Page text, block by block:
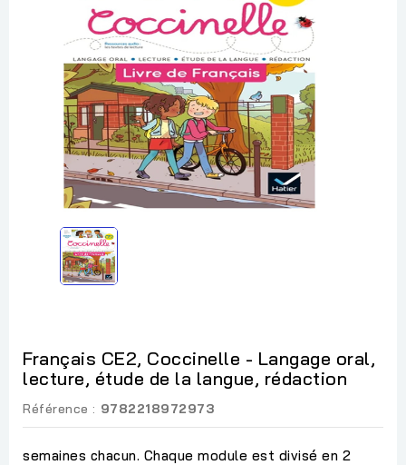
Français CE2, Coccinelle - Langage oral,
lecture, étude de la langue, rédaction
Référence : 9782218972973
semaines chacun. Chaque module est divisé en 2